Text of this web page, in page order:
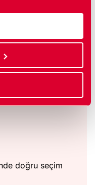
ve araçlar
Tüm filmleri göster
doğru seçim